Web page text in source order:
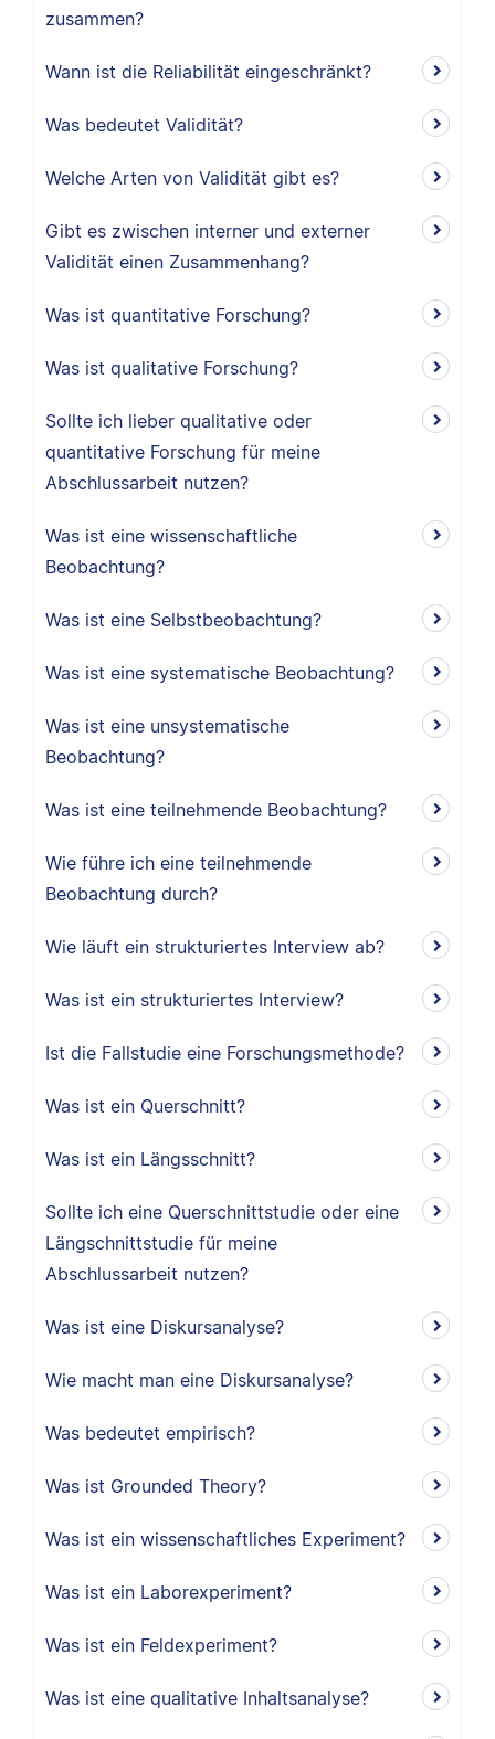
zusammen?
Wann ist die Reliabilität eingeschränkt?
Was bedeutet Validität?
Welche Arten von Validität gibt es?
Gibt es zwischen interner und externer
Validität einen Zusammenhang?
Was ist quantitative Forschung?
Was ist qualitative Forschung?
Sollte ich lieber qualitative oder
quantitative Forschung für meine
Abschlussarbeit nutzen?
Was ist eine wissenschaftliche
Beobachtung?
Was ist eine Selbstbeobachtung?
Was ist eine systematische Beobachtung?
Was ist eine unsystematische
Beobachtung?
Was ist eine teilnehmende Beobachtung?
Wie führe ich eine teilnehmende
Beobachtung durch?
Wie läuft ein strukturiertes Interview ab?
Was ist ein strukturiertes Interview?
Ist die Fallstudie eine Forschungsmethode?
Was ist ein Querschnitt?
Was ist ein Längsschnitt?
Sollte ich eine Querschnittstudie oder eine
Längschnittstudie für meine
Abschlussarbeit nutzen?
Was ist eine Diskursanalyse?
Wie macht man eine Diskursanalyse?
Was bedeutet empirisch?
Was ist Grounded Theory?
Was ist ein wissenschaftliches Experiment?
Was ist ein Laborexperiment?
Was ist ein Feldexperiment?
Was ist eine qualitative Inhaltsanalyse?